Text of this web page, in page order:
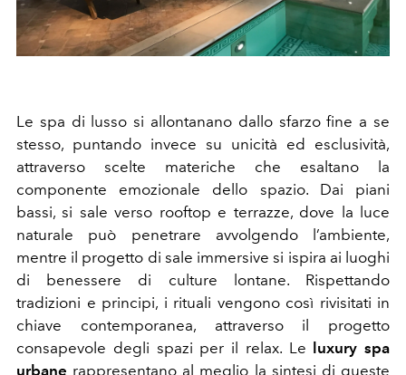
Le spa di lusso si allontanano dallo sfarzo fine a se
stesso, puntando invece su unicità ed esclusività,
attraverso scelte materiche che esaltano la
componente emozionale dello spazio. Dai piani
bassi, si sale verso rooftop e terrazze, dove la luce
naturale può penetrare avvolgendo l’ambiente,
mentre il progetto di sale immersive si ispira ai luoghi
di benessere di culture lontane. Rispettando
tradizioni e principi, i rituali vengono così rivisitati in
chiave contemporanea, attraverso il progetto
consapevole degli spazi per il relax. Le
luxury spa
urbane rappresentano al meglio la sintesi di queste